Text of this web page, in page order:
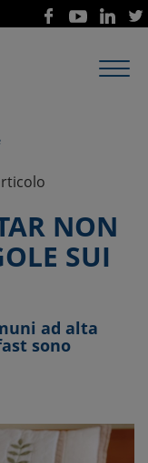
NON
SUI
ad alta
sono